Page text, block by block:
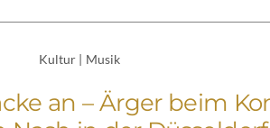
Kultur | Musik
an – Ärger beim